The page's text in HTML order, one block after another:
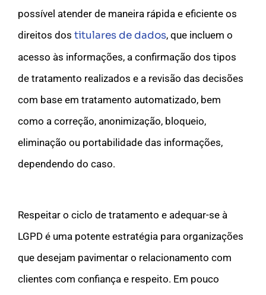
possível atender de maneira rápida e eficiente os
direitos dos titulares de dados, que incluem o
acesso às informações, a confirmação dos tipos
de tratamento realizados e a revisão das decisões
com base em tratamento automatizado, bem
como a correção, anonimização, bloqueio,
eliminação ou portabilidade das informações,
dependendo do caso.
Respeitar o ciclo de tratamento e adequar-se à
LGPD é uma potente estratégia para organizações
que desejam pavimentar o relacionamento com
clientes com confiança e respeito. Em pouco